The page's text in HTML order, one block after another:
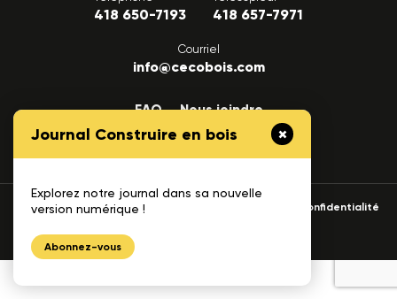
Journal Construire en bois
Explorez notre journal dans sa nouvelle
version numérique !
Abonnez-vous
418 650-7193 418 657-7971
Courriel
info@cecobois.com
FAQ Nous joindre
© 2026 cecobois Politique de confidentialité